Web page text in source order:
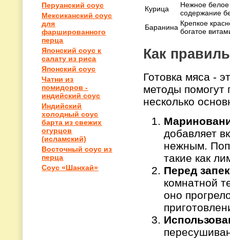
Перуанский соус
Мексиканский соус
для
фаршированного
перца
Японский соус к
салату из риса
Японский соус
Чатни из
помидоров -
индийский соус
Индийский
холодный соус
барта из свежих
огурцов
(исламский)
Восточный соус из
перца
Соус «Шанхай»
Курица
Нежное белое
содержание
Баранина Крепкое
богатое
Как
Готовка мяса -
методы помогут
несколько
добавляет
нежным.
такие как
Перед
комнатной
оно